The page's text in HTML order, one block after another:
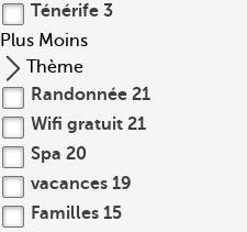
Ténérife 3
Plus Moins
Thème
Randonnée 21
Wifi gratuit 21
Spa 20
vacances 19
Familles 15